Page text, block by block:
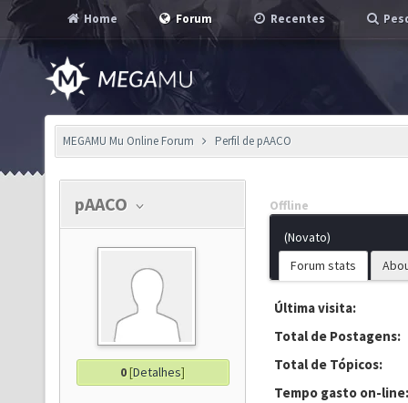
Home Forum Recentes
MEGAMU Mu Online Forum Perfil de pAACO
pAACO
0[Detalhes]
Offline
(Novato)
Forum stats
Última visita:
Total de Postagens:
Total de Tópicos:
Tempo gasto on-line: